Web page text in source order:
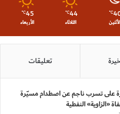
℃
الأثنين
44
℃
الثلاثاء
45
℃
الأربعاء
تعليقات
على تسرب ناجم عن اصطدام مسيّرة
«الزاوية» النفطية